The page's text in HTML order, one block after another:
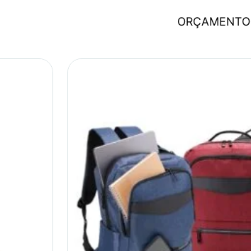
ORÇAMENTO